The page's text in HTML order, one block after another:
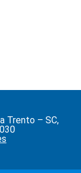
Trento – SC,